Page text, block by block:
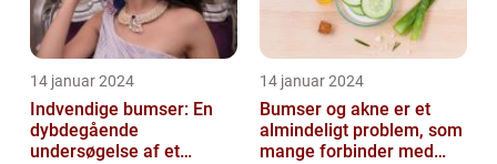
14 januar 2024
Indvendige bumser: En
dybdegående
undersøgelse af et
14 januar 2024
Bumser og akne er et
almindeligt problem, som
mange forbinder med